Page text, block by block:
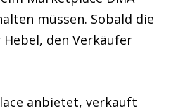
müssen. Sobald die
den Verkäufer
anbietet, verkauft